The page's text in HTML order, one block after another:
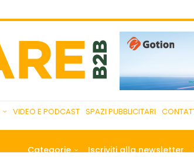
VIDEO E PODCAST SPAZI PUBBLICITARI
Categorie Iscriviti alla newsletter